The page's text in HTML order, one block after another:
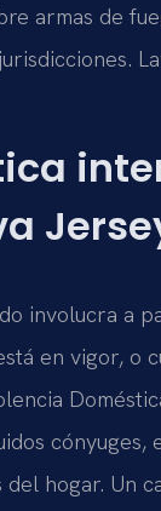
armas de
involucra a
en vigor, o
cónyuges,
hogar. Un